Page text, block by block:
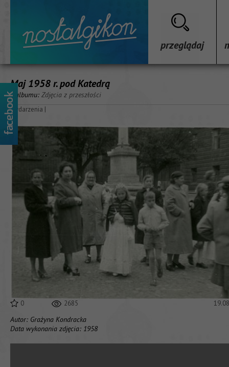
przeglądaj
Maj 1958 r. pod Katedrą
z albumu: Zdjęcia z przeszłości
wydarzenia |
0 2685
Autor: Grażyna Kondracka
Data wykonania zdjęcia: 1958